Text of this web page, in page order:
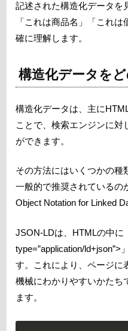
記述された構造化データを
「これは商品名」「これ
確に理解します。
構造化データを
構造化データは、主に
ことで、検索エンジンに対
ができます。
その方法にはいくつかの種
一般的で推奨されているの
Object Notation for Linked
JSON-LDは、HTMLの中に
type=”application/ld+json”>
す。これにより、ページに
機械にわかりやすいかたち
ます。